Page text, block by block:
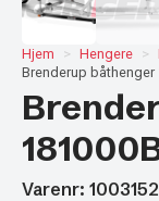
Hjem Hengere
Brenderup båthenger
Varenr: 1003152